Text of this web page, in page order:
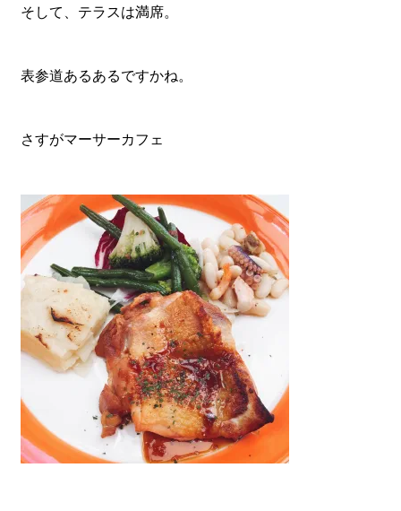
そして、テラスは満席。
表参道あるあるですかね。
さすがマーサーカフェ